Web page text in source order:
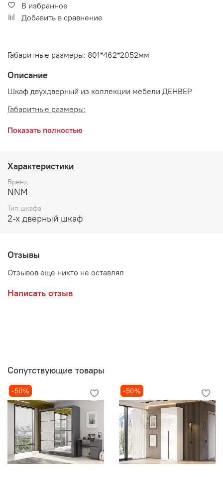
В избранное
Добавить в сравнение
Габаритные размеры: 801*462*2052мм
Описание
Шкаф двухдверный из коллекции мебели ДЕНВЕР
Габаритные размеры:
длина 801 мм
высота 2052 мм
Цвет:
Показать полностью
Характеристики
Бренд
NNM
Тип шкафа
2-х дверный шкаф
Отзывы
Отзывов еще никто не оставлял
Написать отзыв
Сопутствующие товары
-50% -50%